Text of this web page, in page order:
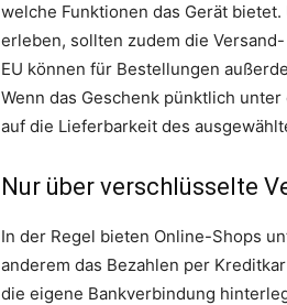
welche Funktionen das Gerät
erleben, sollten zudem die
EU können für Bestellungen
Wenn das Geschenk pünktlich
auf die Lieferbarkeit des
Nur über verschlüsselte
In der Regel bieten Online-Shops
anderem das Bezahlen per
die eigene Bankverbindung